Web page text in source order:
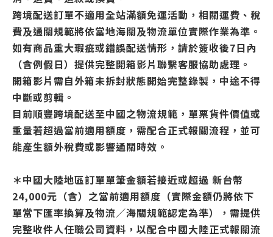
跨境配送訂單不適用全站滿額免運活動，相關運費、稅
費及通關規範將依當地海關及物流單位實際作業為準。
如有商品重大瑕疵或錯誤配送情形，請於簽收後7日內
（含例假日）提供完整開箱影片聯繫客服協助處理。
開箱影片需自外箱未拆封狀態開始完整錄製，中途不得
中斷或剪輯。
目前順豐跨境配送至中國之物流規範，單票貨件價值或
重量若超過當前適用額度，需配合正式報關流程，並可
能產生額外稅費或影響通關時效。
＊中國大陸地區訂單單筆金額若接近或超過 新台幣
24,000元（含）之當前適用額度（實際金額仍將依下
單當下匯率換算及物流／海關規範認定為準），需提供
完整收件人任職公司資料，以配合中國大陸正式報關流